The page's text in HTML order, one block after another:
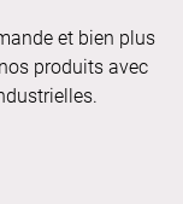
et bien plus
produits avec